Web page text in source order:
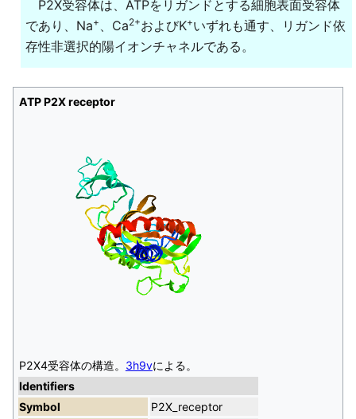
P2X受容体は、ATPをリガンドとする細胞表面受容体
であり、Na+ 、Ca2+およびK+いずれも通す、リガンド依
存性非選択的陽イオンチャネルである。
ATP P2X receptor
P2X4受容体の構造。 3h9v​による。
Identifiers
Symbol
P2X_receptor